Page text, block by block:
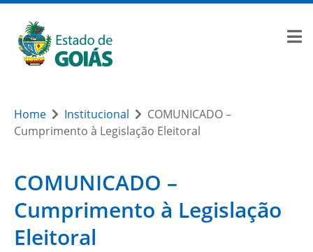
Home Institucional
COMUNICADO –
Cumprimento à Legislação Eleitoral
COMUNICADO –
Cumprimento à Legislação
Eleitoral